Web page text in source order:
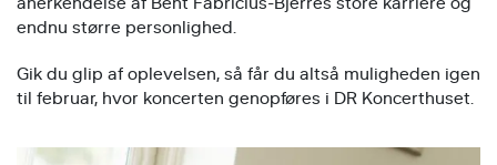
endnu større personlighed.
Gik du glip af oplevelsen, så får du altså muligheden igen
til februar, hvor koncerten genopføres i DR Koncerthuset.